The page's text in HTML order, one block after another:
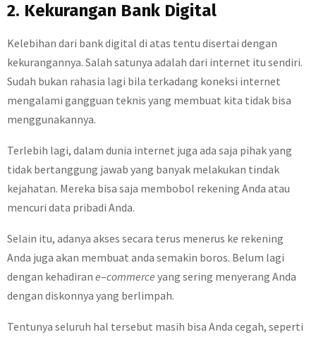
2. Kekurangan Bank Digital
Kelebihan dari bank digital di atas tentu disertai dengan
kekurangannya. Salah satunya adalah dari internet itu sendiri.
Sudah bukan rahasia lagi bila terkadang koneksi internet
mengalami gangguan teknis yang membuat kita tidak bisa
menggunakannya.
Terlebih lagi, dalam dunia internet juga ada saja pihak yang
tidak bertanggung jawab yang banyak melakukan tindak
kejahatan. Mereka bisa saja membobol rekening Anda atau
mencuri data pribadi Anda.
Selain itu, adanya akses secara terus menerus ke rekening
Anda juga akan membuat anda semakin boros. Belum lagi
dengan kehadiran e–commerce yang sering menyerang Anda
dengan diskonnya yang berlimpah.
Tentunya seluruh hal tersebut masih bisa Anda cegah, seperti